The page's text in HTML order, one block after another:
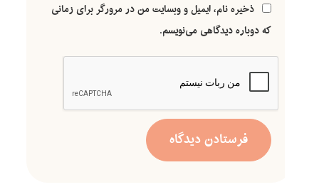
ذخیره نام، ایمیل و وبسایت من در مرورگر برای زمانی
که دوباره دیدگاهی می‌نویسم.